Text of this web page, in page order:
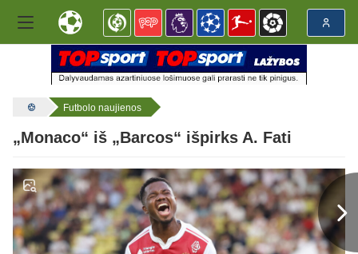
Futbolo naujienos
„Monaco“ iš „Barcos“ išpirks A. Fati